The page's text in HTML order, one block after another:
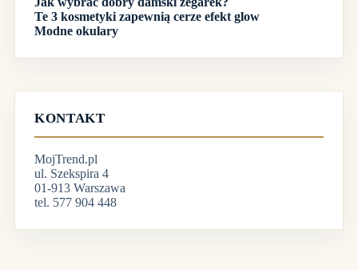
Te 3 kosmetyki zapewnią cerze efekt glow
Modne okulary
KONTAKT
MojTrend.pl
ul. Szekspira 4
01-913 Warszawa
tel. 577 904 448